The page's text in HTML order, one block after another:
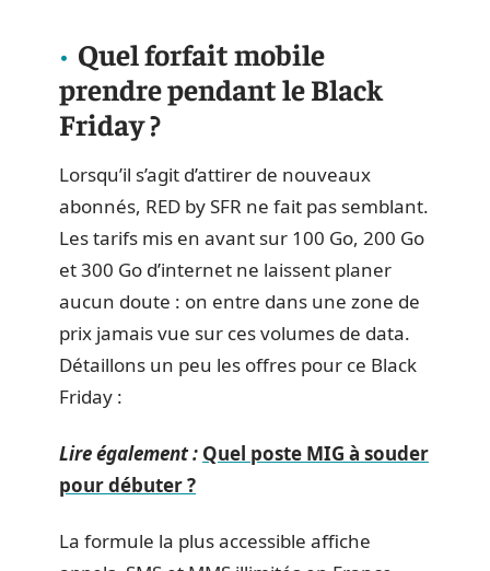
Quel forfait mobile
prendre pendant le Black
Friday ?
Lorsqu’il s’agit d’attirer de nouveaux
abonnés, RED by SFR ne fait pas semblant.
Les tarifs mis en avant sur 100 Go, 200 Go
et 300 Go d’internet ne laissent planer
aucun doute : on entre dans une zone de
prix jamais vue sur ces volumes de data.
Détaillons un peu les offres pour ce Black
Friday :
Lire également : Quel poste MIG à souder
pour débuter ?
La formule la plus accessible affiche